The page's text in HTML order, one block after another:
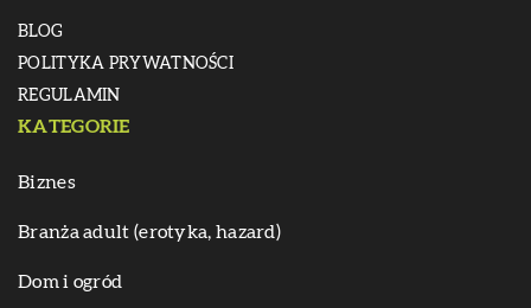
BLOG
POLITYKA PRYWATNOŚCI
REGULAMIN
KATEGORIE
Biznes
Branża adult (erotyka, hazard)
Dom i ogród